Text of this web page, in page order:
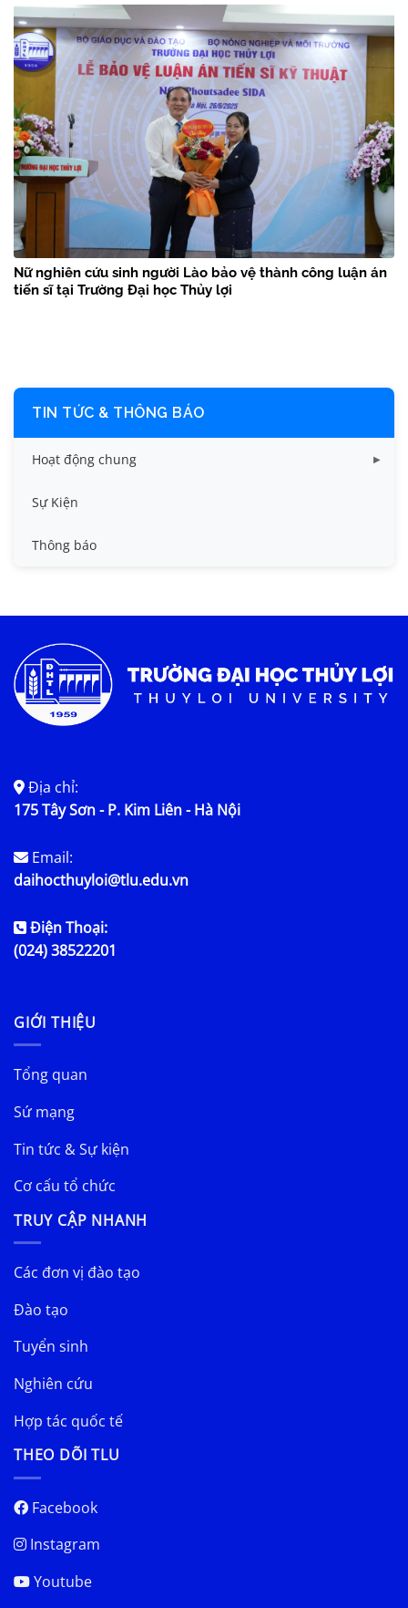
Nữ nghiên cứu sinh người Lào bảo vệ thành công luận án
tiến sĩ tại Trường Đại học Thủy lợi
TIN TỨC & THÔNG BÁO
Hoạt động chung
Tin công tác sinh viên
Tin đào tạo
Tin tức chung
Sự Kiện
Thông báo
Địa chỉ:
175 Tây Sơn - P. Kim Liên - Hà Nội
Email:
daihocthuyloi@tlu.edu.vn
Điện Thoại:
(024) 38522201
GIỚI THIỆU
Tổng quan
Sứ mạng
Tin tức & Sự kiện
Cơ cấu tổ chức
TRUY CẬP NHANH
Các đơn vị đào tạo
Đào tạo
Tuyển sinh
Nghiên cứu
Hợp tác quốc tế
THEO DÕI TLU
Facebook
Instagram
Youtube